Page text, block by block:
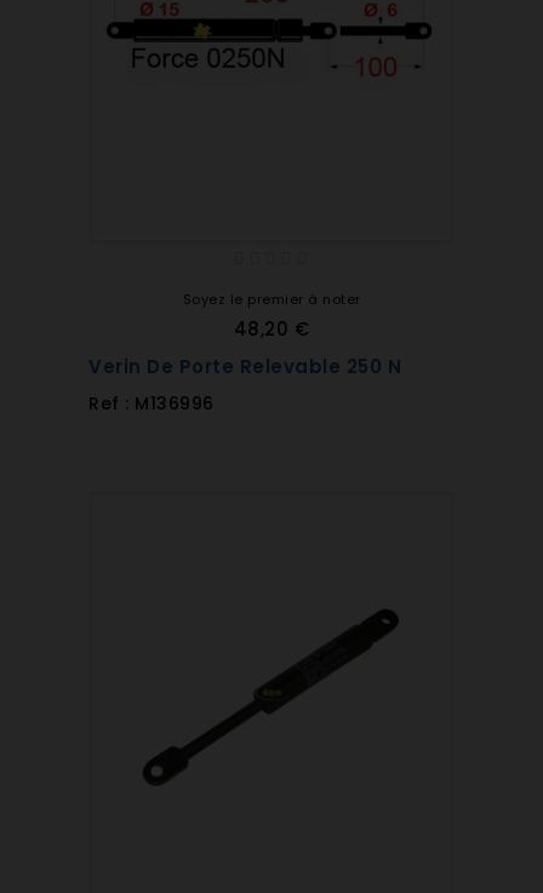
Soyez le premier à noter
48,20 €
Verin De Porte Relevable 250 N
Ref : M136996